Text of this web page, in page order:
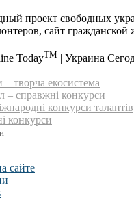
проект свободных
сайт гражданской
TodayTM | Украина
– творча екосистема
– справжні конкурси
конкурси талантів
конкурси
сайте